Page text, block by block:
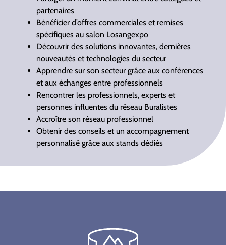
partenaires
Bénéficier d’offres commerciales et remises
spécifiques au salon Losangexpo
Découvrir des solutions innovantes, dernières
nouveautés et technologies du secteur
Apprendre sur son secteur grâce aux conférences
et aux échanges entre professionnels
Rencontrer les professionnels, experts et
personnes influentes du réseau Buralistes
Accroître son réseau professionnel
Obtenir des conseils et un accompagnement
personnalisé grâce aux stands dédiés